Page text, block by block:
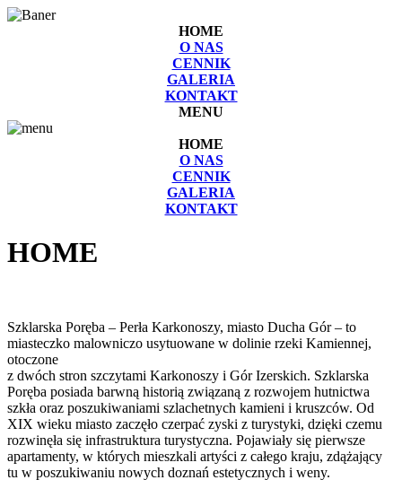
HOME
O NAS
CENNIK
GALERIA
KONTAKT
MENU
HOME
O NAS
CENNIK
GALERIA
KONTAKT
HOME
Szklarska Poręba – Perła Karkonoszy, miasto Ducha Gór – to
miasteczko malowniczo usytuowane w dolinie rzeki Kamiennej,
otoczone
z dwóch stron szczytami Karkonoszy i Gór Izerskich. Szklarska
Poręba posiada barwną historią związaną z rozwojem hutnictwa
szkła oraz poszukiwaniami szlachetnych kamieni i kruszców. Od
XIX wieku miasto zaczęło czerpać zyski z turystyki, dzięki czemu
rozwinęła się infrastruktura turystyczna. Pojawiały się pierwsze
apartamenty, w których mieszkali artyści z całego kraju, zdążający
tu w poszukiwaniu nowych doznań estetycznych i weny.